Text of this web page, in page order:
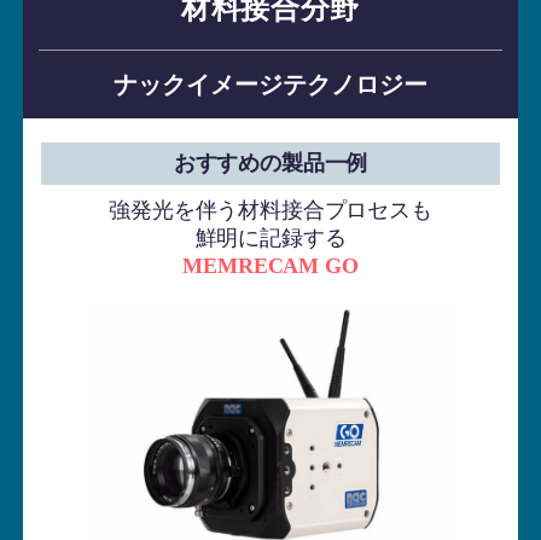
材料接合分野
ナックイメージテクノロジー
おすすめの製品一例
強発光を伴う材料接合プロセスも
鮮明に記録する
MEMRECAM GO